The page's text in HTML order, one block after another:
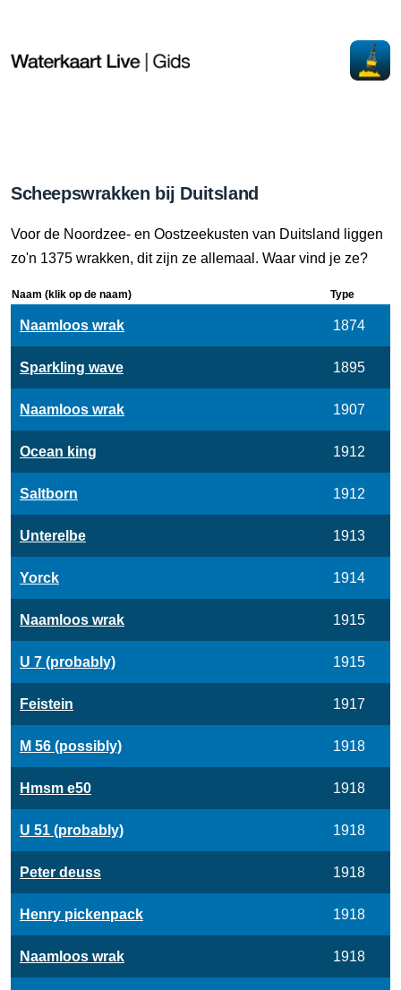
Scheepswrakken bij Duitsland
Voor de Noordzee- en Oostzeekusten van Duitsland liggen
zo'n 1375 wrakken, dit zijn ze allemaal. Waar vind je ze?
Naam (klik op de naam) Type
Naamloos wrak 1874
Sparkling wave 1895
Naamloos wrak 1907
Ocean king 1912
Saltborn 1912
Unterelbe 1913
Yorck 1914
Naamloos wrak 1915
U 7 (probably) 1915
Feistein 1917
M 56 (possibly) 1918
Hmsm e50 1918
U 51 (probably) 1918
Peter deuss 1918
Henry pickenpack 1918
Naamloos wrak 1918